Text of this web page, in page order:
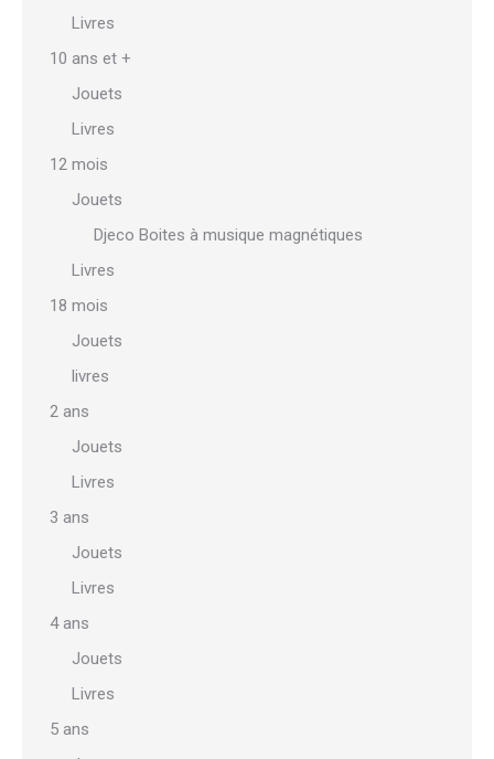
Livres
10 ans et +
Jouets
Livres
12 mois
Jouets
Djeco Boites à musique magnétiques
Livres
18 mois
Jouets
livres
2 ans
Jouets
Livres
3 ans
Jouets
Livres
4 ans
Jouets
Livres
5 ans